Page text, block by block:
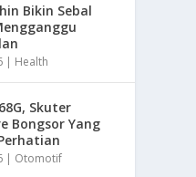
Bikin Sebal
| Health
Skuter
Bongsor Yang
| Otomotif